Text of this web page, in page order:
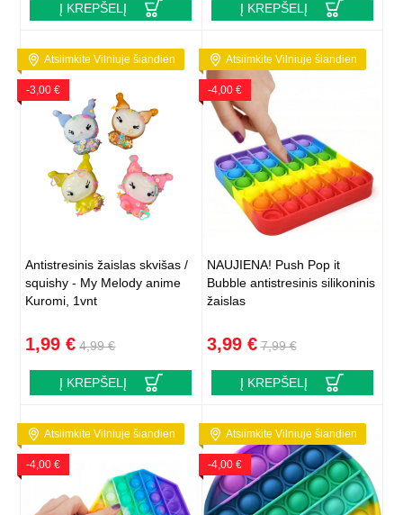
Į KREPŠELĮ Į KREPŠELĮ
Atsiimkite Vilniuje šiandien
-3,00 €
Antistresinis žaislas skvišas /
squishy - My Melody anime
Kuromi, 1vnt
1,99 € 4,99 €
Į KREPŠELĮ
Atsiimkite Vilniuje šiandien
-4,00 €
NAUJIENA! Push Pop it
Bubble antistresinis silikoninis
žaislas
3,99 € 7,99 €
Į KREPŠELĮ
Atsiimkite Vilniuje šiandien
-4,00 €
Atsiimkite Vilniuje šiandien
-4,00 €